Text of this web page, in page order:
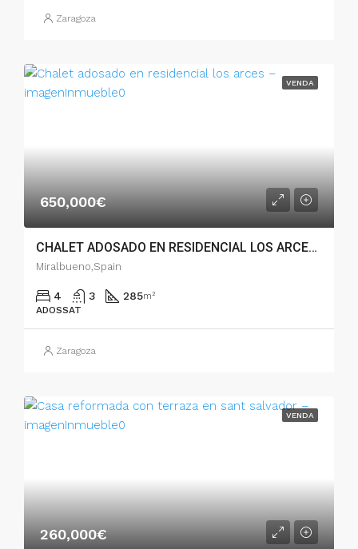
Zaragoza
VENDA
650,000€
CHALET ADOSADO EN RESIDENCIAL LOS ARCES – 005.03734
Miralbueno,Spain
4 3 285m²
ADOSSAT
Zaragoza
VENDA
260,000€